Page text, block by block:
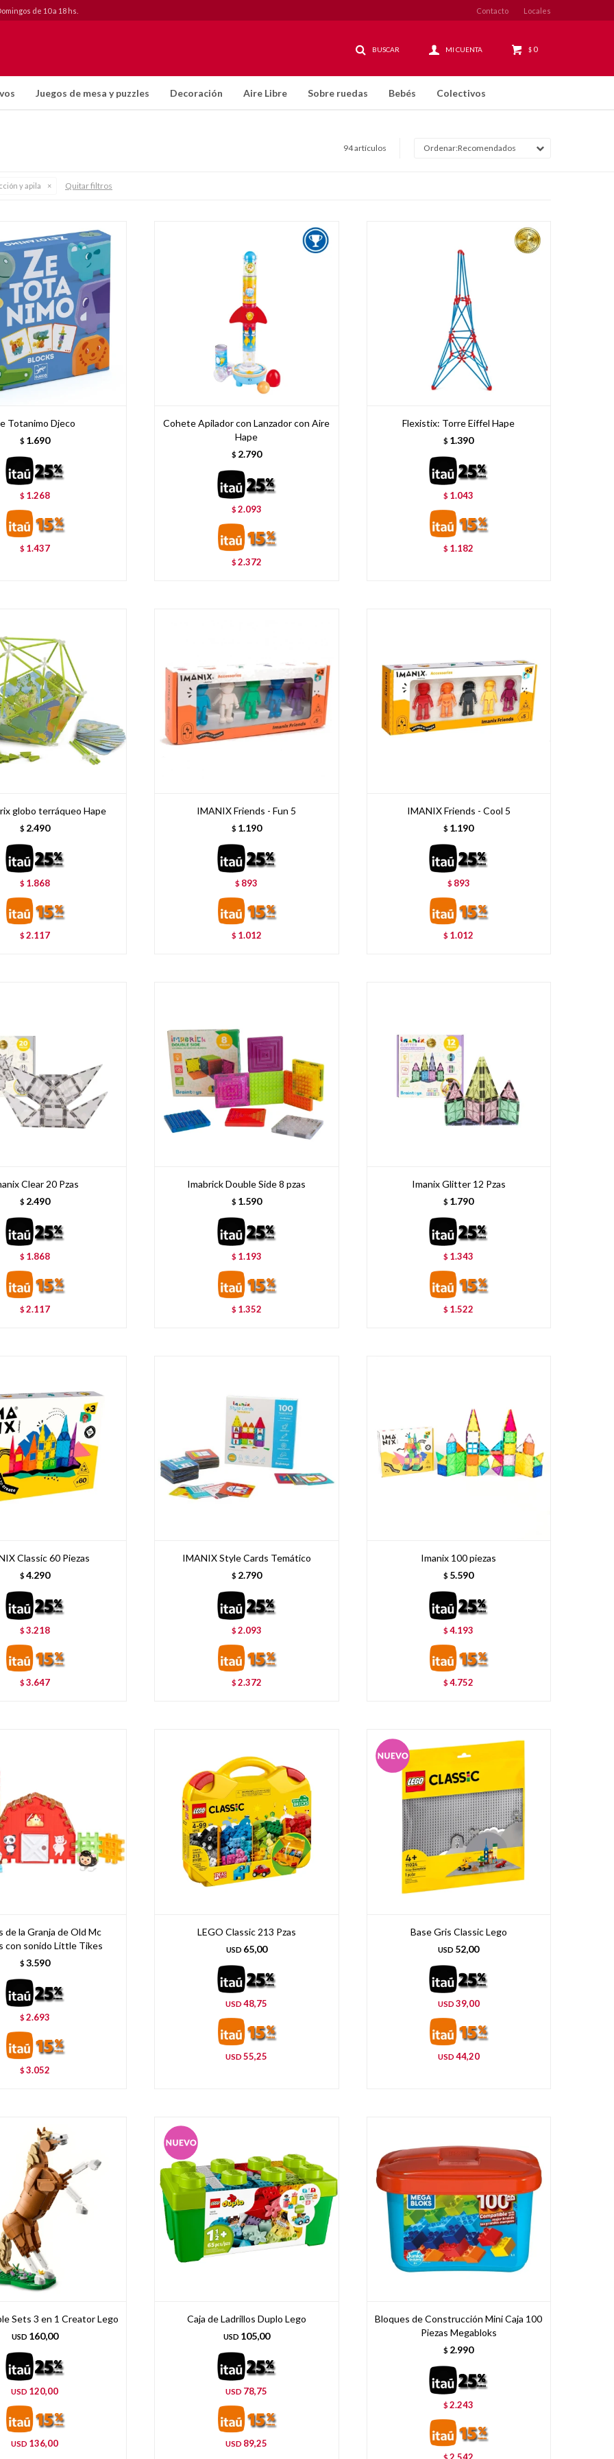
Juegos de mesa y puzzles Decoración Aire Libre Sobre ruedas Bebés Colectivos
$ 0
de 10 a 18 hs. Contacto Locales
94 artículos Recomendados
y apila Quitar filtros
Totanimo Djeco
$ 1.690
$ 1.268
$ 1.437
Cohete Apilador con Lanzador con Aire
Hape
$ 2.790
$2.093
$2.372
Flexistix: Torre Eiffel Hape
$ 1.390
$ 1.043
$ 1.182
globo terráqueo Hape
$ 2.490
$ 1.868
$2.117
IMANIX Friends - Fun 5
$ 1.190
$ 893
$ 1.012
IMANIX Friends - Cool 5
$ 1.190
$ 893
$ 1.012
Clear 20 Pzas
$ 2.490
$ 1.868
$2.117
Imabrick Double Side 8 pzas
$ 1.590
$ 1.193
$ 1.352
Imanix Glitter 12 Pzas
$ 1.790
$ 1.343
$ 1.522
Classic 60 Piezas
$ 4.290
$3.218
$3.647
IMANIX Style Cards Temático
$ 2.790
$2.093
$2.372
Imanix 100 piezas
$ 5.590
$4.193
$4.752
de la Granja de Old Mc
con sonido Little Tikes
$ 3.590
$2.693
$3.052
LEGO Classic 213 Pzas
USD 65,00
USD 48,75
USD 55,25
Base Gris Classic Lego
USD 52,00
USD 39,00
USD 44,20
Sets 3 en 1 Creator Lego
USD 160,00
USD 120,00
USD 136,00
Caja de Ladrillos Duplo Lego
USD 105,00
USD 78,75
USD 89,25
Bloques de Construcción Mini Caja 100
Piezas Megabloks
$ 2.990
$2.243